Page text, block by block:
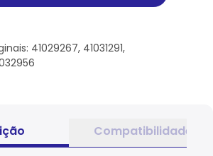
41029267, 41031291,
Compatibilidade